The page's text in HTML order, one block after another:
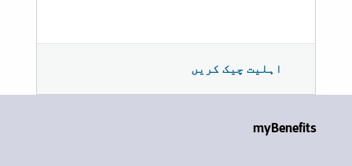
اہلیت چیک کریں
myBenefits